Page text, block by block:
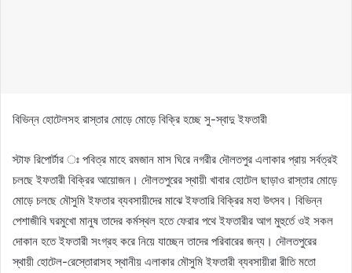
বিভিন্ন হোটেলসহ রাস্তার মোড়ে মোড়ে বিক্রি হচ্ছে সু-স্বাদু ইফতারী
স্টাফ রিপোর্টার ঃ পবিত্র মাহে রমজান মাস ঘিরে নগরীর দৌলতপুর এলাকার প্রায় সর্বত্রই
চলছে ইফতারী বিক্রির আয়োজন। দৌলতপুরের স্থায়ী খাবার হোটেল ছাড়াও রাস্তার মোড়ে
মোড়ে চলছে মৌসুমি ইফতার ব্যবসায়ীদের মাঝে ইফতারি বিক্রির মহা উৎসব। বিভিন্ন
পেশাজীবি ঘরমুখো মানুষ তাদের কর্মস্থল হতে ফেরার পথে ইফতারীর আগ মুহুর্তে ওই সকল
দোকান হতে ইফতারী সংগ্রহ করে নিয়ে যাচ্ছেন তাদের পরিবারের জন্য। দৌলতপুরের
স্থায়ী হোটেল-রেস্তোরাসহ স্থানীয় এলাকার মৌসুমি ইফতারী ব্যবসায়ীরা রীতি মতো